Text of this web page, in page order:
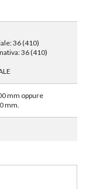
36 (410)
36 (410)
mm oppure
mm.